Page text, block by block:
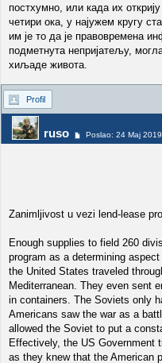
постхумно, или када их
четири ока, у најужем кругу
им је то да је правовремена
подметнута непријатељу,
хиљаде живота.
Profil
ruso Poslao: 24 Maj
Zanimljivost u vezi lend-lease
Enough supplies to field 260
program as a determining
the United States traveled
Mediterranean. They even sent
in containers. The Soviets only
Americans saw the war as a
allowed the Soviet to put a
Effectively, the US Government
as they knew that the American